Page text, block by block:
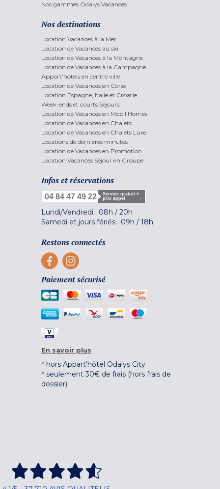
Nos gammes Odalys Vacances
Nos destinations
Location Vacances à la Mer
Location de Vacances au ski
Location de Vacances à la Montagne
Location de Vacances à la Campagne
Appart'hôtels en centre ville
Location de Vacances en Corse
Location Espagne, Italie et Croatie
Week-ends et courts Séjours
Location de Vacances en Mobil Homes
Location de Vacances en Chalets
Location de Vacances en Chalets Luxe
Locations de dernières minutes
Location de Vacances en Promotion
Location Vacances Séjour en Groupe
Infos et réservations
04 84 47 49 22
Service gratuit +
prix appel
Lundi/Vendredi : 08h / 20h
Samedi et jours fériés : 09h / 18h
Restons connectés
Paiement sécurisé
En savoir plus
² hors Appart'hôtel Odalys City
³ seulement 30€ de frais (hors frais de
dossier)